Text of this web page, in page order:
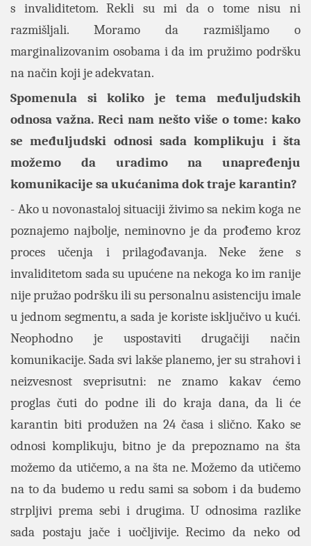
s invaliditetom. Rekli su mi da o tome nisu ni
razmišljali. Moramo da razmišljamo o
marginalizovanim osobama i da im pružimo podršku
na način koji je adekvatan.
Spomenula si koliko je tema međuljudskih
odnosa važna. Reci nam nešto više o tome: kako
se međuljudski odnosi sada komplikuju i šta
možemo da uradimo na unapređenju
komunikacije sa ukućanima dok traje karantin?
- Ako u novonastaloj situaciji živimo sa nekim koga ne
poznajemo najbolje, neminovno je da prođemo kroz
proces učenja i prilagođavanja. Neke žene s
invaliditetom sada su upućene na nekoga ko im ranije
nije pružao podršku ili su personalnu asistenciju imale
u jednom segmentu, a sada je koriste isključivo u kući.
Neophodno je uspostaviti drugačiji način
komunikacije. Sada svi lakše planemo, jer su strahovi i
neizvesnost sveprisutni: ne znamo kakav ćemo
proglas čuti do podne ili do kraja dana, da li će
karantin biti produžen na 24 časa i slično. Kako se
odnosi komplikuju, bitno je da prepoznamo na šta
možemo da utičemo, a na šta ne. Možemo da utičemo
na to da budemo u redu sami sa sobom i da budemo
strpljivi prema sebi i drugima. U odnosima razlike
sada postaju jače i uočljivije. Recimo da neko od